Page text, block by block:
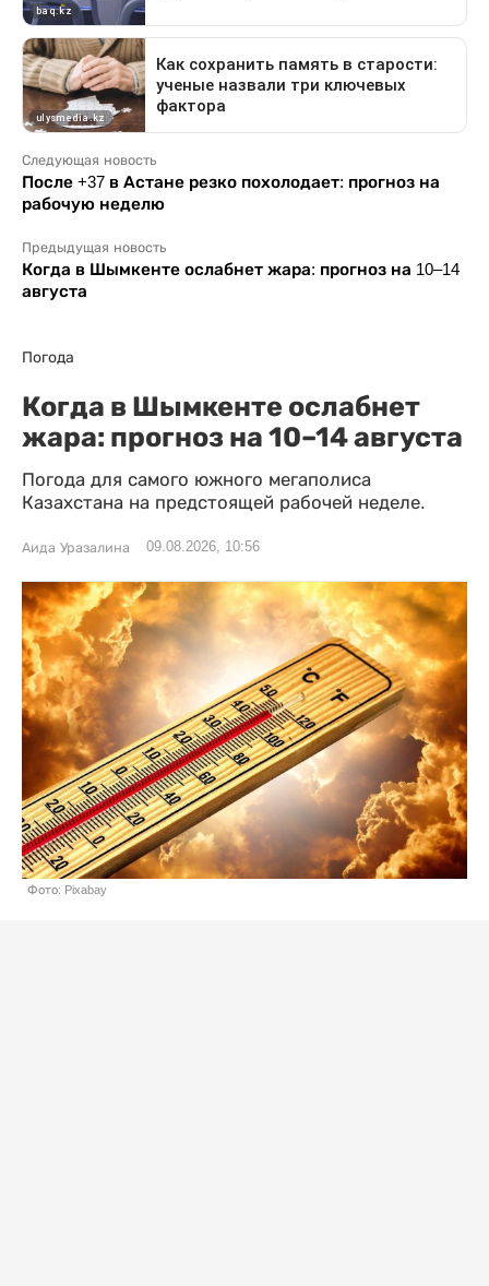
Следующая новость
После +37 в Астане резко похолодает: прогноз на
рабочую неделю
Предыдущая новость
Когда в Шымкенте ослабнет жара: прогноз на 10–14
августа
Погода
Когда в Шымкенте ослабнет
жара: прогноз на 10–14 августа
Погода для самого южного мегаполиса
Казахстана на предстоящей рабочей неделе.
Аида Уразалина 09.08.2026, 10:56
Фото: Pixabay